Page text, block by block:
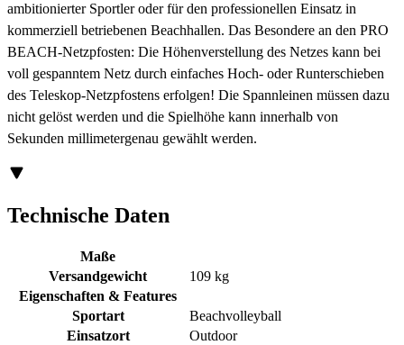
ambitionierter Sportler oder für den professionellen Einsatz in
kommerziell betriebenen Beachhallen. Das Besondere an den PRO
BEACH-Netzpfosten: Die Höhenverstellung des Netzes kann bei
voll gespanntem Netz durch einfaches Hoch- oder Runterschieben
des Teleskop-Netzpfostens erfolgen! Die Spannleinen müssen dazu
nicht gelöst werden und die Spielhöhe kann innerhalb von
Sekunden millimetergenau gewählt werden.
Technische Daten
Maße
Versandgewicht
109 kg
Eigenschaften & Features
Sportart
Beachvolleyball
Einsatzort
Outdoor